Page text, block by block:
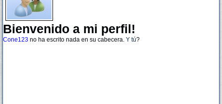
Bienvenido a mi perfil!
Cone123 no ha escrito nada en su cabecera. Y tú?